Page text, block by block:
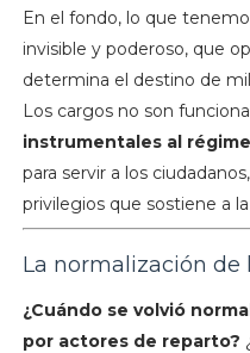
En el fondo, lo que
invisible y poderoso, que
determina el destino de
Los cargos no son
instrumentales al
para servir a los
privilegios que sostiene a
La normalización de
¿Cuándo se volvió
por actores de reparto?